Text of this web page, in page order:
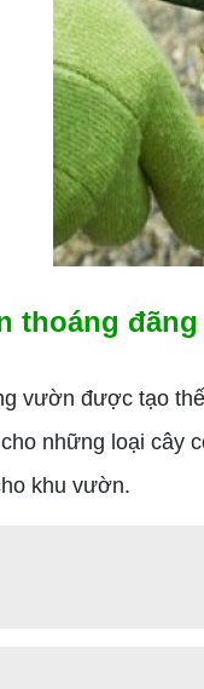
thoáng đãng
vườn được tạo
những loại cây
khu vườn.